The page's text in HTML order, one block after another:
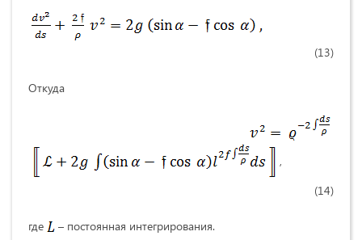
(13)
Откуда
,
(14)
где – постоянная интегрирования.